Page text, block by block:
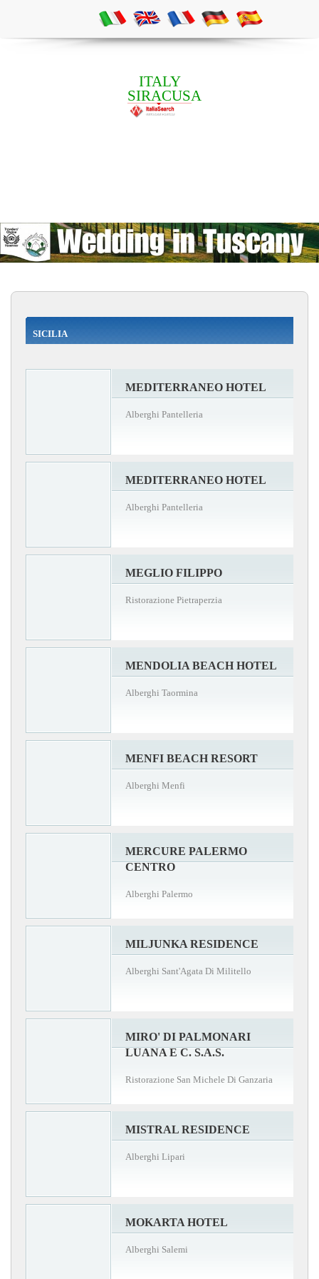
ITALY
SIRACUSA
SICILIA
MEDITERRANEO HOTEL
Alberghi Pantelleria
MEDITERRANEO HOTEL
Alberghi Pantelleria
MEGLIO FILIPPO
Ristorazione Pietraperzia
MENDOLIA BEACH HOTEL
Alberghi Taormina
MENFI BEACH RESORT
Alberghi Menfi
MERCURE PALERMO
CENTRO
Alberghi Palermo
MILJUNKA RESIDENCE
Alberghi Sant'Agata Di Militello
MIRO' DI PALMONARI
LUANA E C. S.A.S.
Ristorazione San Michele Di Ganzaria
MISTRAL RESIDENCE
Alberghi Lipari
MOKARTA HOTEL
Alberghi Salemi